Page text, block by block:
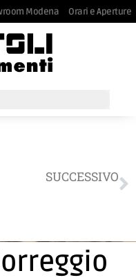
Modena Orari e Aperture
SUCCESSIVO